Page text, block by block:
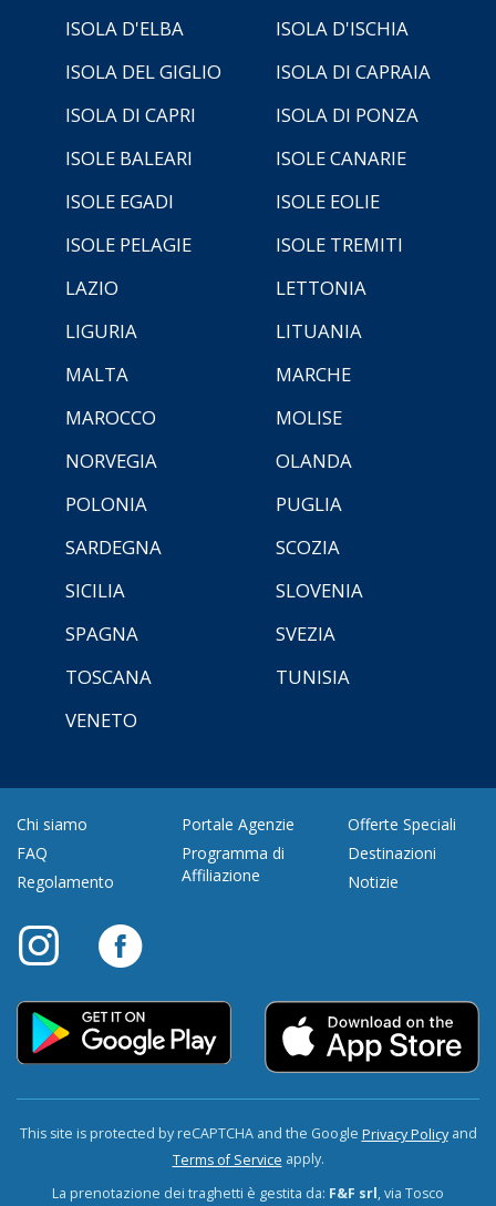
ISOLA D'ELBA
ISOLA D'ISCHIA
ISOLA DEL GIGLIO
ISOLA DI CAPRAIA
ISOLA DI CAPRI
ISOLA DI PONZA
ISOLE BALEARI
ISOLE CANARIE
ISOLE EGADI
ISOLE EOLIE
ISOLE PELAGIE
ISOLE TREMITI
LAZIO
LETTONIA
LIGURIA
LITUANIA
MALTA
MARCHE
MAROCCO
MOLISE
NORVEGIA
OLANDA
POLONIA
PUGLIA
SARDEGNA
SCOZIA
SICILIA
SLOVENIA
SPAGNA
SVEZIA
TOSCANA
TUNISIA
VENETO
Chi siamo
FAQ
Regolamento
Portale Agenzie
Programma di
Affiliazione
Offerte Speciali
Destinazioni
Notizie
This site is protected by reCAPTCHA and the Google Privacy Policyand
Terms of Service apply.
La prenotazione dei traghetti è gestita da: F&F srl, via Tosco